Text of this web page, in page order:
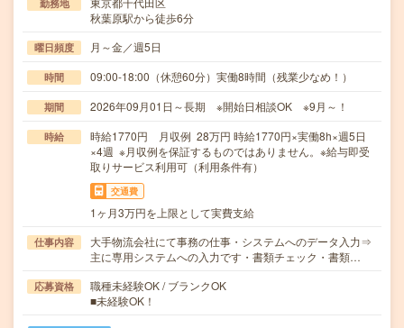
勤務地
秋葉原駅から徒歩6分
曜日頻度 月～金／週5日
時間 09:00-18:00（休憩60分）実働8時間（残業少なめ！）
期間 2026年09月01日～長期 ※開始日相談OK ※9月～！
時給
時給1770円 月収例 28万円 時給1770円×実働8h×週5日
×4週 ※月収例を保証するものではありません。※給与即受
取りサービス利用可（利用条件有）
交通費
1ヶ月3万円を上限として実費支給
仕事内容
大手物流会社にて事務の仕事・システムへのデータ入力⇒
主に専用システムへの入力です・書類チェック・書類…
応募資格
職種未経験OK / ブランクOK
■未経験OK！